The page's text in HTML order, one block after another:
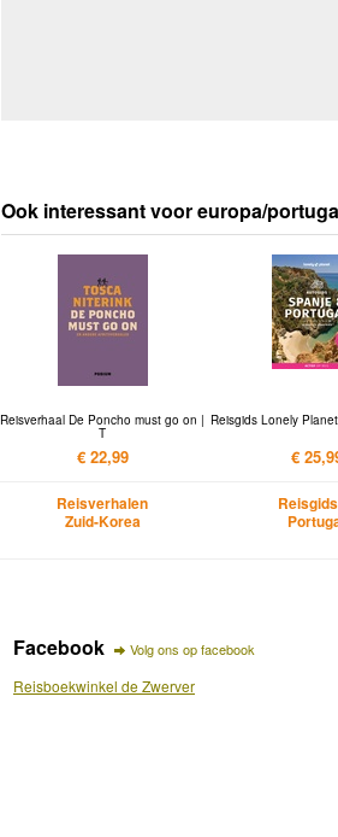
Ook interessant voor europa/
Reisverhaal De Poncho must go on |
T
€ 22,99
Reisverhalen
Zuid-Korea
Reisgids Lonely
€
Facebook Volg ons op facebook
Reisboekwinkel de Zwerver